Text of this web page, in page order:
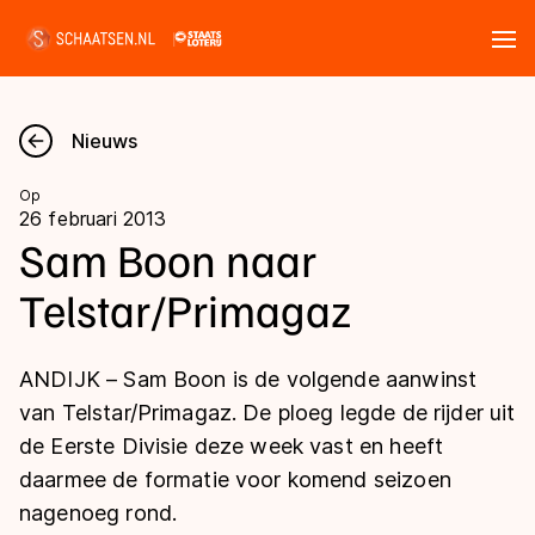
Nieuws
Kalender
Disciplines
Langebaan
Shorttrack
Inlineskaten
Uitslagen
Langebaan
Shorttrack
Marathon
Tijden & historie
Ranglijsten Langebaan
Nieuws
Op
26 februari 2013
Sam Boon naar
Telstar/Primagaz
ANDIJK – Sam Boon is de volgende aanwinst
van Telstar/Primagaz. De ploeg legde de rijder uit
de Eerste Divisie deze week vast en heeft
daarmee de formatie voor komend seizoen
nagenoeg rond.